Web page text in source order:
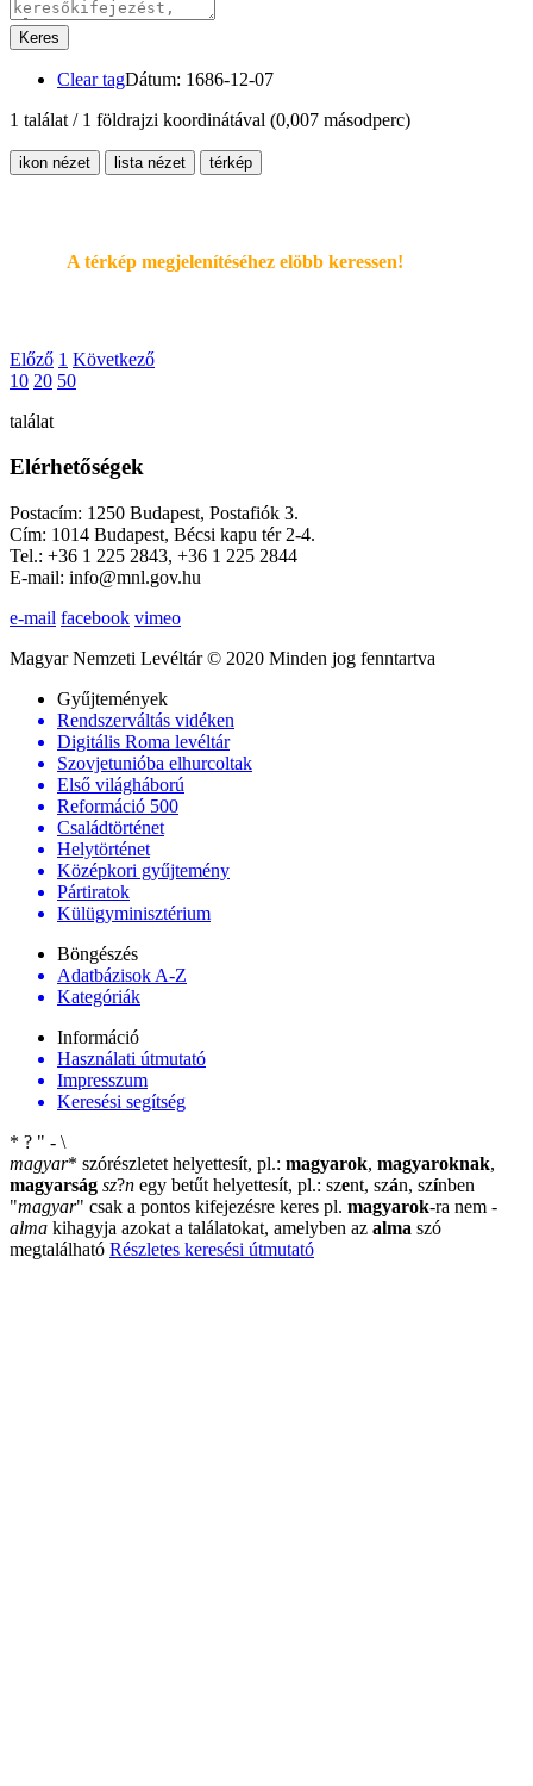
Keres
Clear tagDátum: 1686-12-07
1 találat / 1 földrajzi koordinátával (0,007 másodperc)
ikon nézet lista nézet térkép
A térkép megjelenítéséhez elöbb keressen!
Előző 1 Következő
10 20 50
találat
Elérhetőségek
Postacím: 1250 Budapest, Postafiók 3.
Cím: 1014 Budapest, Bécsi kapu tér 2-4.
Tel.: +36 1 225 2843, +36 1 225 2844
E-mail: info@mnl.gov.hu
e-mail facebook vimeo
Magyar Nemzeti Levéltár © 2020 Minden jog fenntartva
Gyűjtemények
Rendszerváltás vidéken
Digitális Roma levéltár
Szovjetunióba elhurcoltak
Első világháború
Reformáció 500
Családtörténet
Helytörténet
Középkori gyűjtemény
Pártiratok
Külügyminisztérium
Böngészés
Adatbázisok A-Z
Kategóriák
Információ
Használati útmutató
Impresszum
Keresési segítség
* ? " - \
magyar* szórészletet helyettesít, pl.: magyarok, magyaroknak,
magyarság sz?n egy betűt helyettesít, pl.: szent, szán, színben
"magyar" csak a pontos kifejezésre keres pl. magyarok-ra nem -
alma kihagyja azokat a találatokat, amelyben az alma szó
megtalálható Részletes keresési útmutató